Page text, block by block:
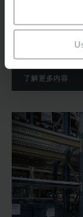
更好的空间利用
程中重要的元素
了解更多内容